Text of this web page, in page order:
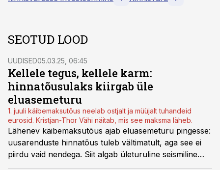
SEOTUD LOOD
UUDISED05.03.25, 06:45
Kellele tegus, kellele karm:
hinnatõusulaks kiirgab üle
eluasemeturu
1. juuli käibemaksutõus neelab ostjalt ja müüjalt tuhandeid
eurosid. Kristjan-Thor Vähi näitab, mis see maksma läheb.
Lähenev käibemaksutõus ajab eluasemeturu pingesse:
uusarenduste hinnatõus tuleb vältimatult, aga see ei
piirdu vaid nendega. Siit algab ületuruline seismiline
lainetus. 4 eksperti ütlevad kommentaaris